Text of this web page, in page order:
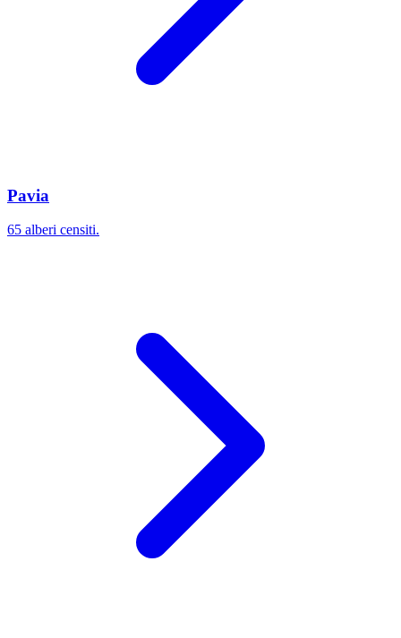
Pavia
65 alberi censiti.